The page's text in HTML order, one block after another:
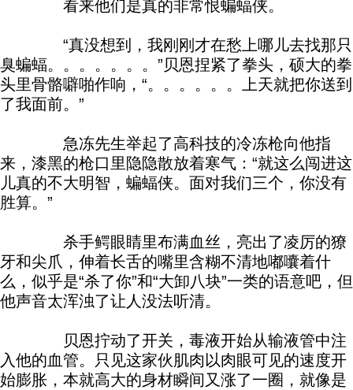
看来他们是真的非常恨蝙蝠侠。
“真没想到，我刚刚才在愁上哪儿去找那只
臭蝙蝠。。。。。。。”贝恩捏紧了拳头，硕大的拳
头里骨骼噼啪作响，“。。。。。。上天就把你送到
了我面前。”
急冻先生举起了高科技的冷冻枪向他指
来，漆黑的枪口里隐隐散放着寒气：“就这么闯进这
儿真的不大明智，蝙蝠侠。面对我们三个，你没有
胜算。”
杀手鳄眼睛里布满血丝，亮出了凌厉的獠
牙和尖爪，伸着长舌的嘴里含糊不清地嘟囔着什
么，似乎是“杀了你”和“大卸八块”一类的语意吧，但
他声音太浑浊了让人没法听清。
贝恩拧动了开关，毒液开始从输液管中注
入他的血管。只见这家伙肌肉以肉眼可见的速度开
始膨胀，本就高大的身材瞬间又涨了一圈，就像是